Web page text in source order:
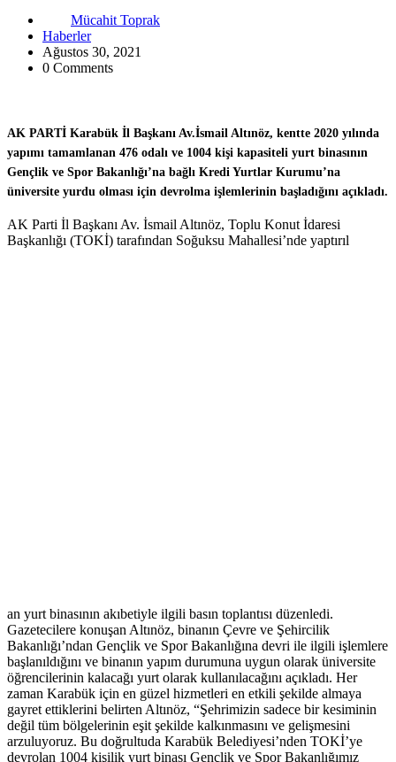
Mücahit Toprak
Haberler
Ağustos 30, 2021
0 Comments
AK PARTİ Karabük İl Başkanı Av.İsmail Altınöz, kentte 2020 yılında
yapımı tamamlanan 476 odalı ve 1004 kişi kapasiteli yurt binasının
Gençlik ve Spor Bakanlığı’na bağlı Kredi Yurtlar Kurumu’na
üniversite yurdu olması için devrolma işlemlerinin başladığını açıkladı.
AK Parti İl Başkanı Av. İsmail Altınöz, Toplu Konut İdaresi
Başkanlığı (TOKİ) tarafından Soğuksu Mahallesi’nde yaptırıl
an yurt binasının akıbetiyle ilgili basın toplantısı düzenledi.
Gazetecilere konuşan Altınöz, binanın Çevre ve Şehircilik
Bakanlığı’ndan Gençlik ve Spor Bakanlığına devri ile ilgili işlemlere
başlanıldığını ve binanın yapım durumuna uygun olarak üniversite
öğrencilerinin kalacağı yurt olarak kullanılacağını açıkladı. Her
zaman Karabük için en güzel hizmetleri en etkili şekilde almaya
gayret ettiklerini belirten Altınöz, “Şehrimizin sadece bir kesiminin
değil tüm bölgelerinin eşit şekilde kalkınmasını ve gelişmesini
arzuluyoruz. Bu doğrultuda Karabük Belediyesi’nden TOKİ’ye
devrolan 1004 kişilik yurt binası Gençlik ve Spor Bakanlığımız